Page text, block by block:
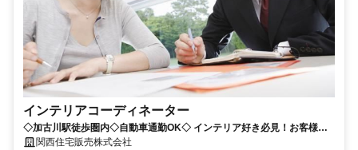
インテリアコーディネーター
◇加古川駅徒歩圏内◇自動車通勤OK◇ インテリア好き必見！お客様と
一緒にワクワクできる仕事です！
関西住宅販売株式会社